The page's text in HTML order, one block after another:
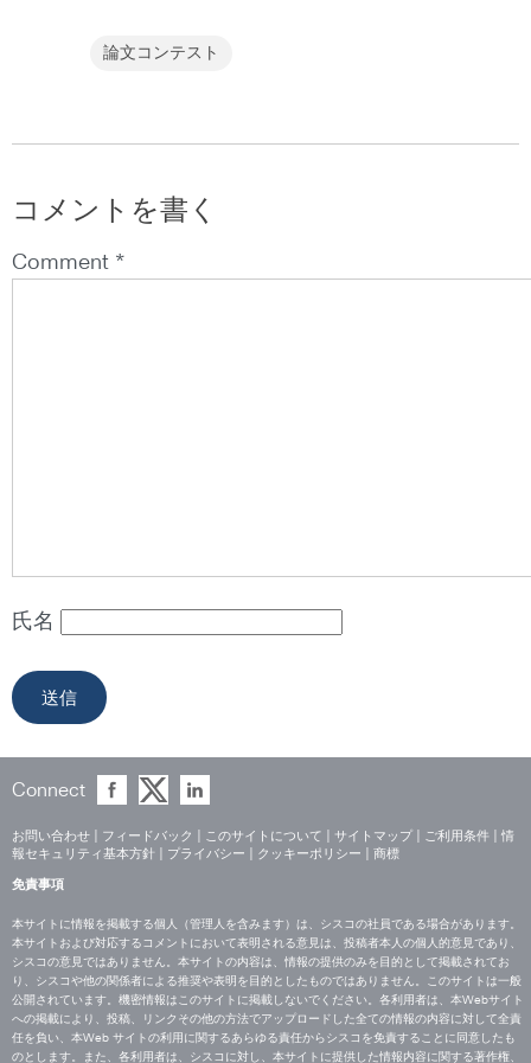
論文コンテスト
コメントを書く
Comment *
氏名
Connect
お問い合わせ フィードバック このサイトについて サイトマップ ご利用条件
情
報セキュリティ基本方針
プライバシー クッキーポリシー 商標
免責事項
本サイトに情報を掲載する個人（管理人を含みます）は、シスコの社員である場合があります。
本サイトおよび対応するコメントにおいて表明される意見は、投稿者本人の個人的意見であり、
シスコの意見ではありません。本サイトの内容は、情報の提供のみを目的として掲載されてお
り、シスコや他の関係者による推奨や表明を目的としたものではありません。このサイトは一般
公開されています。機密情報はこのサイトに掲載しないでください。各利用者は、本Webサイト
への掲載により、投稿、リンクその他の方法でアップロードした全ての情報の内容に対して全責
任を負い、本Web サイトの利用に関するあらゆる責任からシスコを免責することに同意したも
のとします。また、各利用者は、シスコに対し、本サイトに提供した情報内容に関する著作権、